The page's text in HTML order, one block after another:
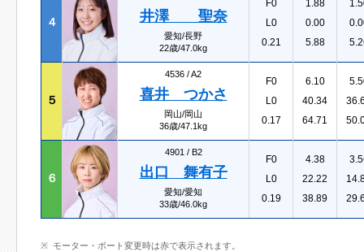
４ 井澤 聖奈
愛知/長野
22歳/47.0kg
F0
L0
0.21
1.88
0.00
5.88
５
4536 /A2
喜井 つかさ
岡山/岡山
36歳/47.1kg
F0
L0
0.17
6.10
40.34
64.71
６
4901 / B2
出口 舞有子
愛知/愛知
33歳/46.0kg
F0
L0
0.19
4.38
22.22
38.89
モーター・ボート変更時は赤で表示されます。